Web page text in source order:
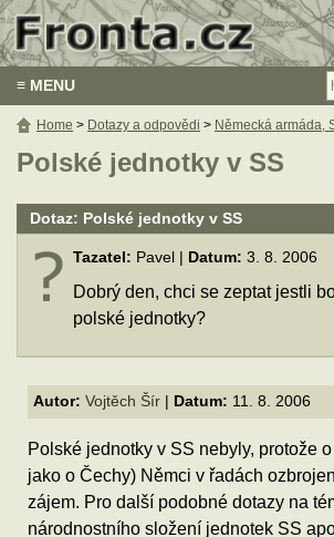
≡ MENU
Polské jednotky v SS
Dotaz: Polské jednotky v SS
Tazatel: Pavel | Datum: 3. 8. 2006
Dobrý den, chci se zeptat jestli
polské jednotky?
Autor: Vojtěch Šír Datum: 11. 8. 2006
Polské jednotky v SS nebyly, protože
jako o Čechy) Němci v řadách
zájem. Pro další podobné dotazy na
národnostního složení jednotek SS
Home > Dotazy a odpovědi > Německá armáda,